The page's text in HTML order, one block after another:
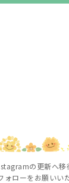
の更新へ移
ローをお願いいた